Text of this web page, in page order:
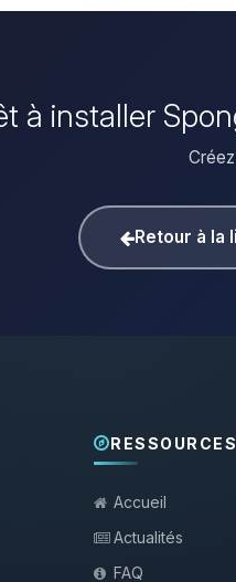
à installer
Retour à la
Accueil
Actualités
FAQ